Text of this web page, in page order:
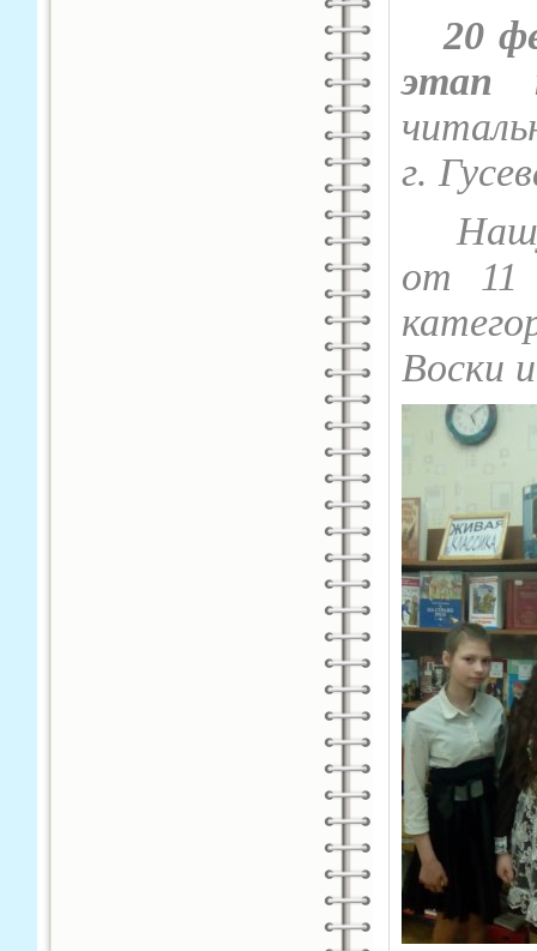
20
этап
г.
Нашу
от 11
Воски